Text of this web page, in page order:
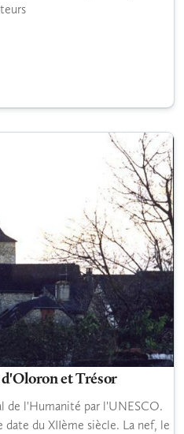
et Trésor
de l'Humanité par l'UNESCO.
date du XIIème siècle. La nef, le